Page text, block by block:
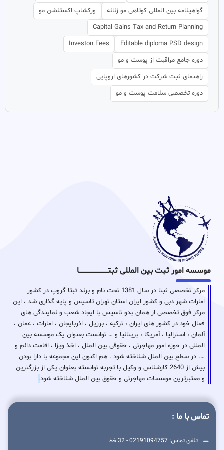
گواهینامه بین المللی کوتاهی مو زنانه
ورکشاپ اکستنشن مو
Capital Gains Tax and Return Planning
Editable diploma PSD design
Investon Fees
دوره جامع مراقبت از پوست و مو
راهنمای ثبت شرکت در کشورهای اروپایی
دوره تخصصی سلامت پوست و مو
موسسه امور ثبت بین المللی ثبتـــــــــــــــــــــــــــــا
مرکز تخصصی ثبتا در سال 1381 تحت نام و برند ثبتا گروپ در کشور
امارات شهر دبی و کشور ایران استان تهران تاسیس و پایه گذاری شد ، این
مرکز فوق تخصصی از همان بدو تاسیس با ایجاد شعب و نمایندگی های
فعال خود در کشور های ایران ، ترکیه ، برزیل ، اذربایجان ، امارات ، عمان ،
آلمان ، استرالیا ، آمریکا ، بریتانیا و … توانست بعنوان یک موسسه بین
المللی در حوزه امور مهاجرتی ، حقوقی بین الملل ، اخذ ویزا ، اقامت دائم و
…. در سطح بین الملل شناخته شود . هم اکنون این مجموعه با دارا بودن
بیش از 2640 کارشناس و وکیل با تجربه توانسته بعنوان یکی از بزرگترین
و معتبرترین موسسات مهاجرتی و حقوق بین الملل شناخته شود.
تماس با ما :
تلفن تماس: 02191094757 - 32 خط